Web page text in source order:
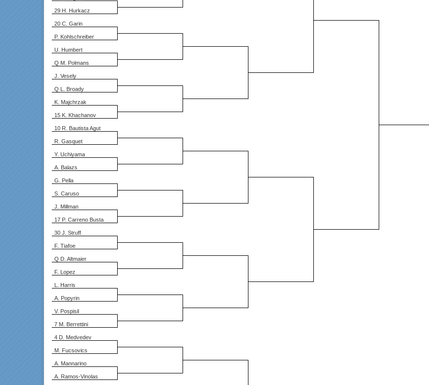
29 H. Hurkacz
20 C. Garin
P. Kohlschreiber
U. Humbert
Q M. Polmans
J. Vesely
Q L. Broady
K. Majchrzak
15 K. Khachanov
10 R. Bautista Agut
R. Gasquet
Y. Uchiyama
A. Balazs
G. Pella
S. Caruso
J. Millman
17 P. Carreno Busta
30 J. Struff
F. Tiafoe
Q D. Altmaier
F. Lopez
L. Harris
A. Popyrin
V. Pospisil
7 M. Berrettini
4 D. Medvedev
M. Fucsovics
A. Mannarino
A. Ramos-Vinolas